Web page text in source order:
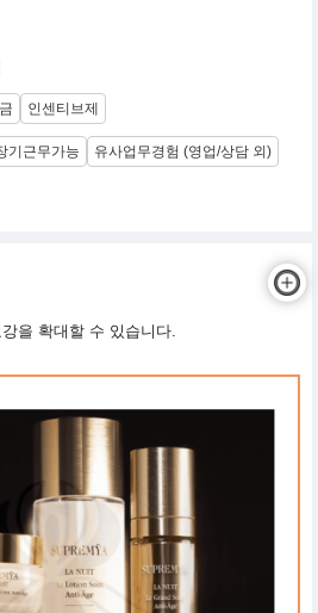
인센티브제
기근무가능 유사업무경험 (영업/상담 외)
을 확대할 수 있습니다.